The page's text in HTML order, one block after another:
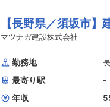
ある現場社員で構成されています。 ■評価制度や昇給： 同社は役職付きではなくても、シニア
度や販売スキルなどを
てのバックアップ体制を完備 ■就業環境： 全国の各店舗で20代〜30代のスタッフが多数活躍しています。女性の責任
方もプライベートを両
の時短勤務が可能） 産
【長野県／須坂市
マツナガ建設株式会社
勤務地
最寄り駅
-
年収